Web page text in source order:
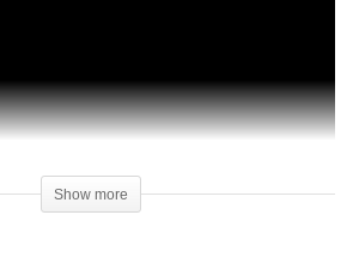
Show more